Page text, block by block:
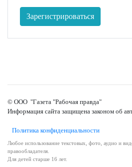
Зарегистрироваться
© ООО "Газета "Рабочая правда"
Информация сайта защищена законом об
Политика конфиденциальности
Любое использование текстовых, фото, аудио и
правообладателя.
Для детей старше 16 лет.